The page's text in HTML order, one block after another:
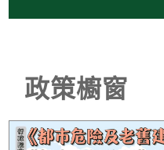
政策櫥窗
《都市危險及老舊建築